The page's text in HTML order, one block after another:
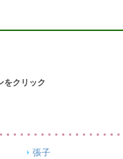
をクリック
張子